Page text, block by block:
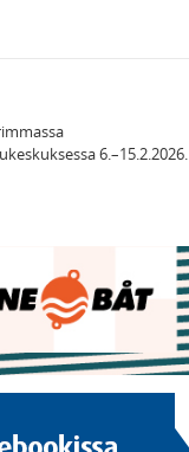
6.–15.2.2026.